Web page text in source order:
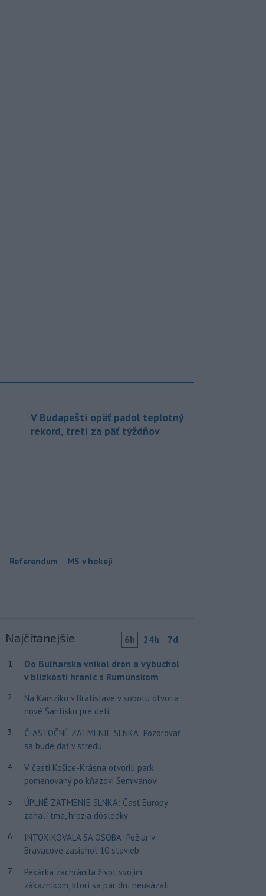
V Budapešti opäť padol teplotný
rekord, tretí za päť týždňov
Referendum MS v hokeji
Najčítanejšie 6h 24h 7d
1
Do Bulharska vnikol dron a vybuchol
v blízkosti hraníc s Rumunskom
2
Na Kamzíku v Bratislave v sobotu otvoria
nové Šantisko pre deti
3
ČIASTOČNÉ ZATMENIE SLNKA: Pozorovať
sa bude dať v stredu
4
V časti Košice-Krásna otvorili park
pomenovaný po kňazovi Semivanovi
5
ÚPLNÉ ZATMENIE SLNKA: Časť Európy
zahalí tma, hrozia dôsledky
6
INTOXIKOVALA SA OSOBA: Požiar v
Braväcove zasiahol 10 stavieb
7
Pekárka zachránila život svojim
zákazníkom, ktorí sa pár dní neukázali